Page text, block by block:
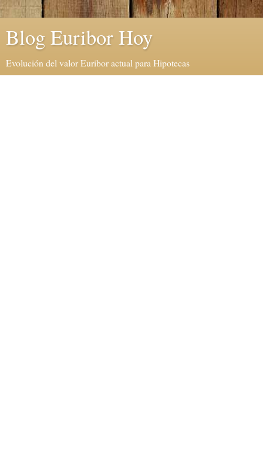
Blog Euribor Hoy
Evolución del valor Euribor actual para Hipotecas